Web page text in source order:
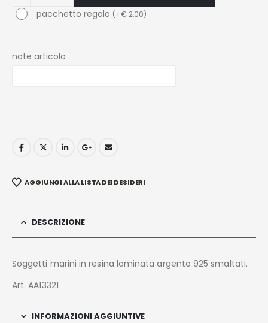
pacchetto regalo (+€2,00)
note articolo
AGGIUNGI ALLA LISTA DEI DESIDERI
DESCRIZIONE
Soggetti marini in resina laminata argento 925 smaltati.
Art. AA13321
INFORMAZIONI AGGIUNTIVE